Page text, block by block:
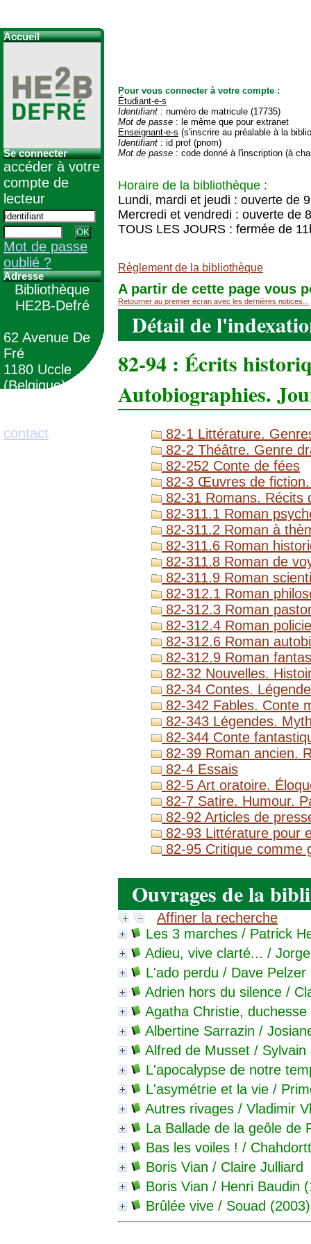
Pour vous connecter à votre compte :
Étudiant-e-s
Identifiant : numéro de matricule (17735)
Mot de passe : le même que pour extranet
Enseignant-e-s (s'inscrire au préalable à la
Identifiant : id prof (pnom)
Mot de passe : code donné à l'inscription (à
Horaire de la bibliothèque :
Lundi, mardi et jeudi : ouverte de
Mercredi et vendredi : ouverte de
TOUS LES JOURS : fermée de
Règlement de la bibliothèque
A partir de cette page vous
Retourner au premier écran avec les dernières notices...
Détail de
82-94 : Écrits
Autobiographies.
82-1 Littérature.
82-2 Théâtre. Genre
82-252 Conte de fées
82-3 Œuvres de
82-31 Romans. Récits
82-311.1 Roman
82-311.2 Roman à
82-311.6 Roman
82-311.8 Roman de
82-311.9 Roman
82-312.1 Roman
82-312.3 Roman
82-312.4 Roman
82-312.6 Roman
82-312.9 Roman
82-32 Nouvelles.
82-34 Contes.
82-342 Fables. Conte
82-343 Légendes.
82-344 Conte
82-39 Roman ancien.
82-4 Essais
82-5 Art oratoire.
82-7 Satire. Humour.
82-92 Articles de
82-93 Littérature pour
82-95 Critique comme
Ouvrages de la
Affiner la recherche
Les 3 marches / Patrick
Adieu, vive clarté... /
L'ado perdu / Dave Pelzer
Adrien hors du silence /
Agatha Christie,
Albertine Sarrazin /
Alfred de Musset / Sylvain
L'apocalypse de notre
L'asymétrie et la vie /
Autres rivages / Vladimir
La Ballade de la geôle de
Bas les voiles ! /
Boris Vian / Claire Julliard
Boris Vian / Henri Baudin
Brûlée vive / Souad (2003)
Accueil
Se connecter
accéder à votre
compte de
lecteur
Mot de passe
oublié ?
Adresse
Bibliothèque
HE2B-Defré
62 Avenue De
Fré
1180 Uccle
(Belgique)
contact